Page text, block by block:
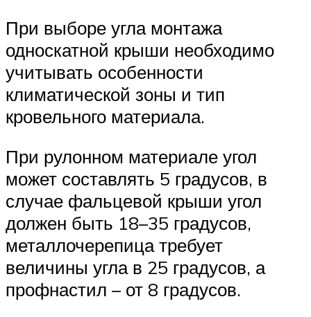
При выборе угла монтажа
односкатной крыши необходимо
учитывать особенности
климатической зоны и тип
кровельного материала.
При рулонном материале угол
может составлять 5 градусов, в
случае фальцевой крыши угол
должен быть 18–35 градусов,
металлочерепица требует
величины угла в 25 градусов, а
профнастил – от 8 градусов.